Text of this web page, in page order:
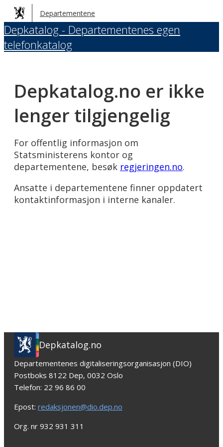
Hopp
til
hovedinnhold
Departementene
Depkatalog - Departementenes egen
telefonkatalog
Depkatalog.no er ikke
lenger tilgjengelig
For offentlig informasjon om
Statsministerens kontor og
departementene, besøk regjeringen.no.
Ansatte i departementene finner oppdatert
kontaktinformasjon i interne kanaler.
Depkatalog.no
Departementenes digitaliseringsorganisasjon (DIO)
Postboks 8122 Dep, 0032 Oslo
Telefon: 22 96 86 00
Epost: redaksjonen@dio.dep.no
Org. nr 932 931 311